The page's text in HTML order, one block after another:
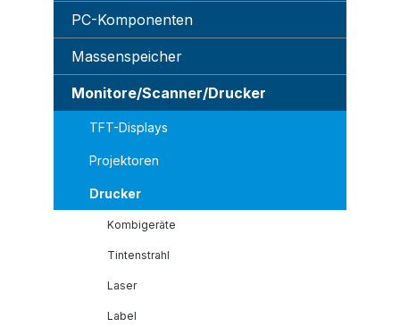
PC-Komponenten
Massenspeicher
Monitore/Scanner/Drucker
TFT-Displays
Projektoren
Drucker
Kombigeräte
Tintenstrahl
Laser
Label